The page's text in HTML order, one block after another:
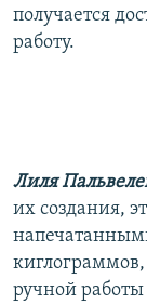
получается
работу.
Лиля
их создания,
ручной